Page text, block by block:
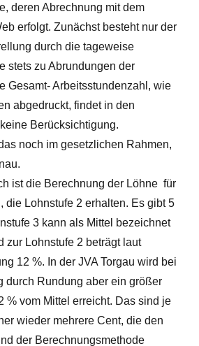
deren Abrechnung mit dem
erfolgt. Zunächst besteht nur der
durch die tageweise
stets zu Abrundungen der
Gesamt- Arbeitsstundenzahl, wie
abgedruckt, findet in den
Berücksichtigung.
noch im gesetzlichen Rahmen,
ist die Berechnung der Löhne für
die Lohnstufe 2 erhalten. Es gibt 5
3 kann als Mittel bezeichnet
zur Lohnstufe 2 beträgt laut
12 %. In der JVA Torgau wird bei
durch Rundung aber ein größer
% vom Mittel erreicht. Das sind je
wieder mehrere Cent, die den
der Berechnungsmethode